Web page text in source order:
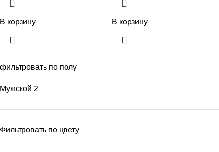
фильтровать по полу
Мужской 2
Фильтровать по цвету
В корзину В корзину